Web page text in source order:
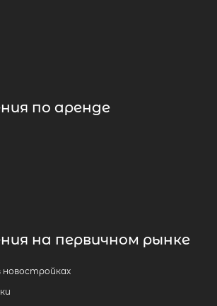
по аренде
на первичном рынке
новостройках